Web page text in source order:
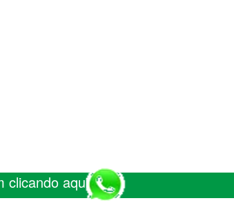
clicando aqui